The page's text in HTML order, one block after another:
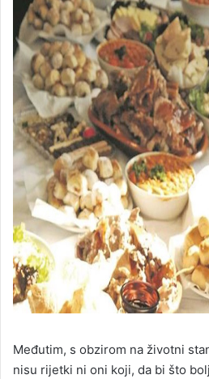
Međutim, s obzirom na životni
nisu rijetki ni oni koji, da bi što